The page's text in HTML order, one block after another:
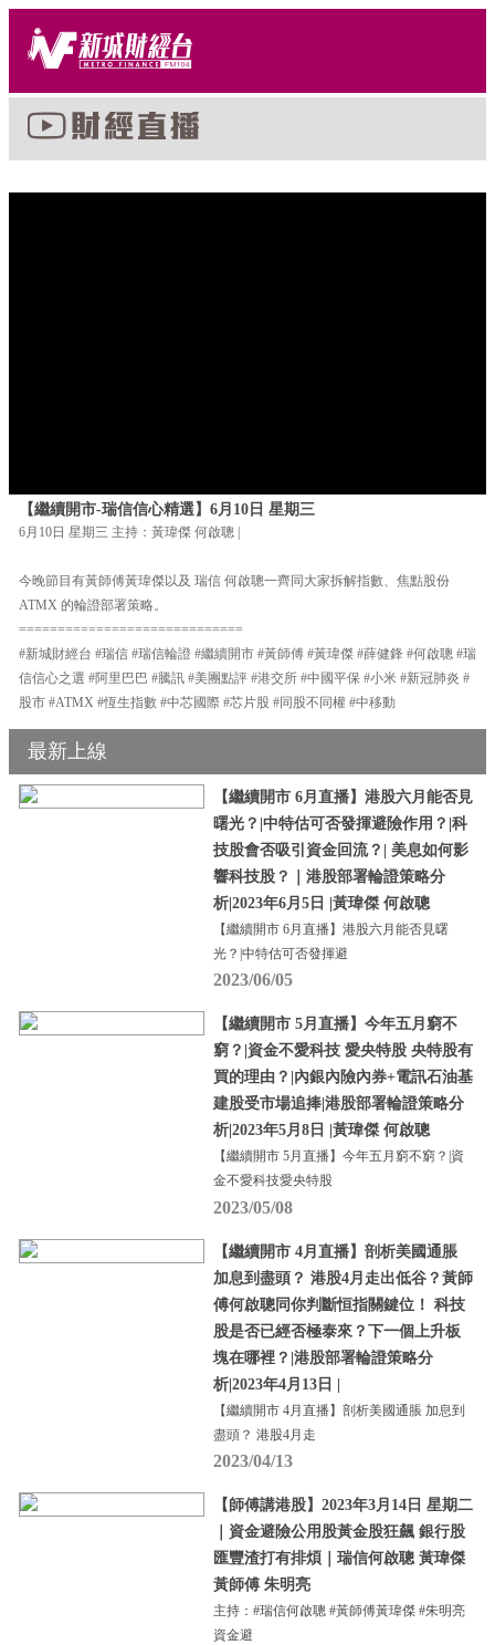
【繼續開市-瑞信信心精選】6月10日 星期三
6月10日 星期三 主持：黃瑋傑 何啟聰 |
今晚節目有黃師傅黃瑋傑以及 瑞信 何啟聰一齊同大家拆解指數、焦點股份
ATMX 的輪證部署策略。
=============================
#新城財經台 #瑞信 #瑞信輪證 #繼續開市 #黃師傅 #黃瑋傑 #薛健鋒 #何啟聰 #瑞
信信心之選 #阿里巴巴 #騰訊 #美團點評 #港交所 #中國平保 #小米 #新冠肺炎 #
股市 #ATMX #恆生指數 #中芯國際 #芯片股 #同股不同權 #中移動
最新上線
【繼續開市 6月直播】港股六月能否見
曙光？|中特估可否發揮避險作用？|科
技股會否吸引資金回流？| 美息如何影
響科技股？｜港股部署輪證策略分
析|2023年6月5日 |黃瑋傑 何啟聰
【繼續開市 6月直播】港股六月能否見曙
光？|中特估可否發揮避
2023/06/05
【繼續開市 5月直播】今年五月窮不
窮？|資金不愛科技 愛央特股 央特股有
買的理由？|內銀內險內券+電訊石油基
建股受市場追捧|港股部署輪證策略分
析|2023年5月8日 |黃瑋傑 何啟聰
【繼續開市 5月直播】今年五月窮不窮？|資
金不愛科技愛央特股
2023/05/08
【繼續開市 4月直播】剖析美國通脹
加息到盡頭？ 港股4月走出低谷？黃師
傅何啟聰同你判斷恒指關鍵位！ 科技
股是否已經否極泰來？下一個上升板
塊在哪裡？|港股部署輪證策略分
析|2023年4月13日 |
【繼續開市 4月直播】剖析美國通脹 加息到
盡頭？ 港股4月走
2023/04/13
【師傅講港股】2023年3月14日 星期二
｜資金避險公用股黃金股狂飆 銀行股
匯豐渣打有排煩｜瑞信何啟聰 黃瑋傑
黃師傅 朱明亮
主持：#瑞信何啟聰 #黃師傅黃瑋傑 #朱明亮
資金避